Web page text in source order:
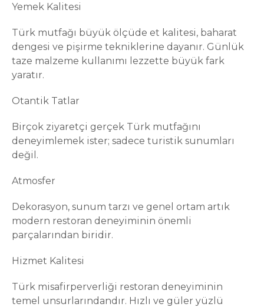
Yemek Kalitesi
Türk mutfağı büyük ölçüde et kalitesi, baharat
dengesi ve pişirme tekniklerine dayanır. Günlük
taze malzeme kullanımı lezzette büyük fark
yaratır.
Otantik Tatlar
Birçok ziyaretçi gerçek Türk mutfağını
deneyimlemek ister; sadece turistik sunumları
değil.
Atmosfer
Dekorasyon, sunum tarzı ve genel ortam artık
modern restoran deneyiminin önemli
parçalarından biridir.
Hizmet Kalitesi
Türk misafirperverliği restoran deneyiminin
temel unsurlarındandır. Hızlı ve güler yüzlü